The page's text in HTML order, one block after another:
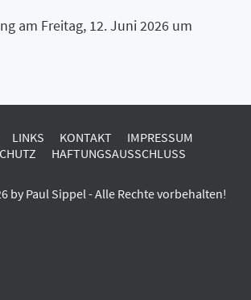
am Freitag, 12. Juni 2026 um
LINKS KONTAKT
IMPRESSUM
HAFTUNGSAUSSCHLUSS
by Paul Sippel - Alle Rechte vorbehalten!